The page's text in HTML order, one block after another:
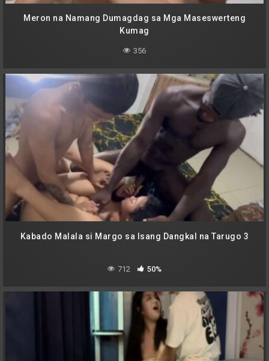
Meron na Namang Dumagdag sa Mga Maseswerteng
Kumag
356
Kabado Malala si Margo sa Isang Dangkal na Tarugo 3
712 50%